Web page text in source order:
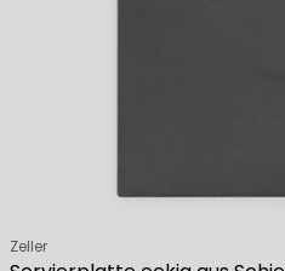
Verkäufer:
Zeller